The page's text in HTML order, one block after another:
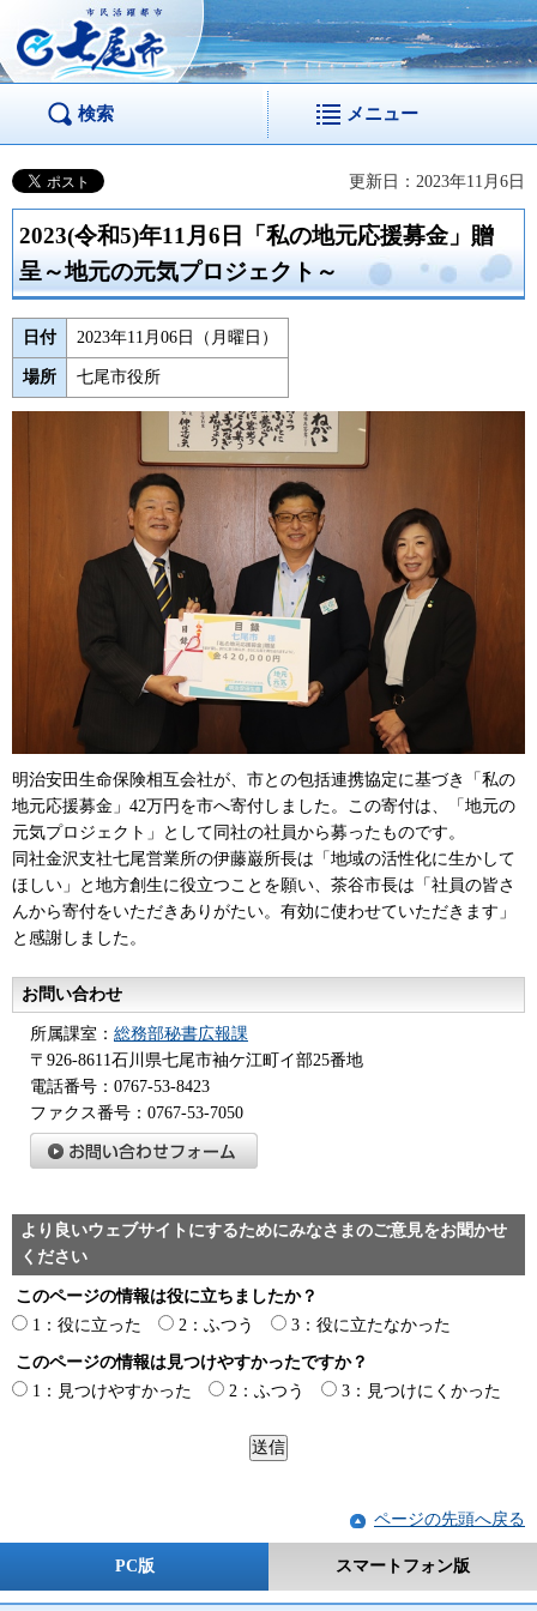
市民活躍都市 七尾
市
検索 メニュー
更新日：2023年11月6日
2023(令和5)年11月6日「私の地元応援募金」贈
呈～地元の元気プロジェクト～
日付 2023年11月06日（月曜日）
場所 七尾市役所
明治安田生命保険相互会社が、市との包括連携協定に基づき「私の
地元応援募金」42万円を市へ寄付しました。この寄付は、「地元の
元気プロジェクト」として同社の社員から募ったものです。
同社金沢支社七尾営業所の伊藤巌所長は「地域の活性化に生かして
ほしい」と地方創生に役立つことを願い、茶谷市長は「社員の皆さ
んから寄付をいただきありがたい。有効に使わせていただきます」
と感謝しました。
お問い合わせ
所属課室： 総務部秘書広報課
〒926-8611石川県七尾市袖ケ江町イ部25番地
電話番号：0767-53-8423
ファクス番号：0767-53-7050
より良いウェブサイトにするためにみなさまのご意見をお聞かせ
ください
このページの情報は役に立ちましたか？
1：役に立った
2：ふつう 3：役に立たなかった
このページの情報は見つけやすかったですか？
1：見つけやすかった
2：ふつう 3：見つけにくかった
ページの先頭へ戻る
PC版 スマートフォン版